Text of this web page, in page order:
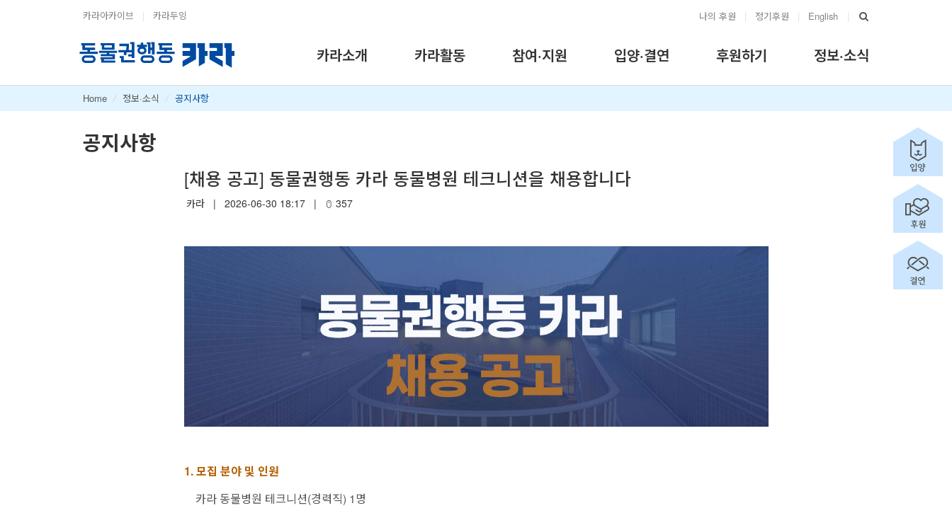
카라아카이브 | 카라두잉 나의 후원 | 정기후원 | English |
카라소개 카라활동 참여·지원 입양·결연 후원하기 정보·소식
Home / 정보·소식 / 공지사항
공지사항
[채용 공고] 동물권행동 카라 동물병원 테크니션을 채용합니다
카라 | 2026-06-30 18:17 | 357
1. 모집 분야 및 인원
카라 동물병원 테크니션(경력직) 1명